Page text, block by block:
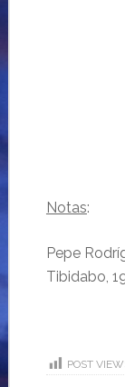
Notas:
Pepe
Tibidabo,
POST